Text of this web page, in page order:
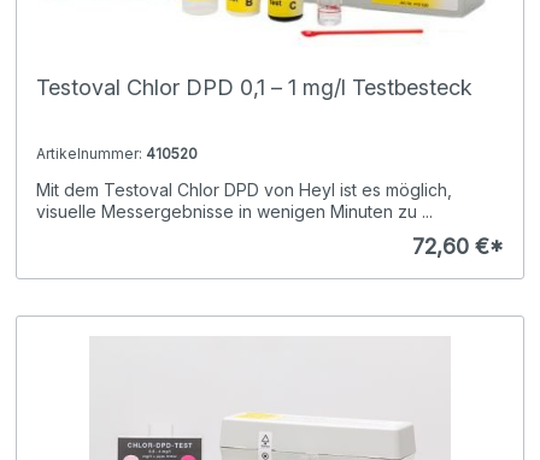
Testoval Chlor DPD 0,1 – 1 mg/l Testbesteck
Artikelnummer: 410520
Mit dem Testoval Chlor DPD von Heyl ist es möglich,
visuelle Messergebnisse in wenigen Minuten zu ...
72,60 €*